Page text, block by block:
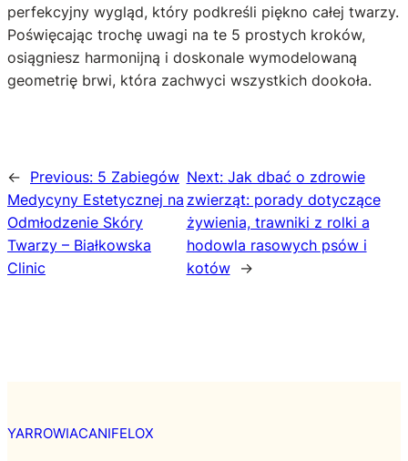
perfekcyjny wygląd, który podkreśli piękno całej twarzy.
Poświęcając trochę uwagi na te 5 prostych kroków,
osiągniesz harmonijną i doskonale wymodelowaną
geometrię brwi, która zachwyci wszystkich dookoła.
← Previous: 5 Zabiegów
Medycyny Estetycznej na
Odmłodzenie Skóry
Twarzy – Białkowska
Clinic
Next: Jak dbać o zdrowie
zwierząt: porady dotyczące
żywienia, trawniki z rolki a
hodowla rasowych psów i
kotów
→
YARROWIACANIFELOX